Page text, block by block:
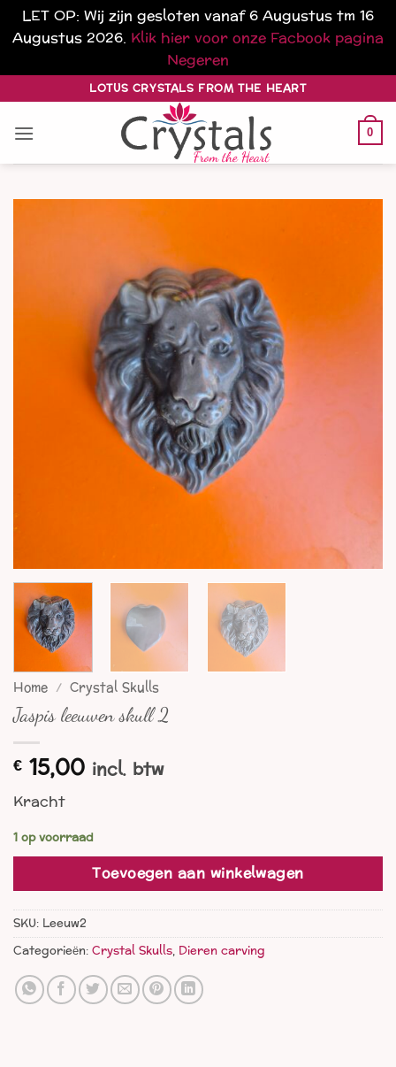
LET OP: Wij zijn gesloten vanaf 6 Augustus tm 16
Augustus 2026. Klik hier voor onze Facbook pagina
Negeren
naar
inhoud
LOTUS CRYSTALS FROM THE HEART
0
Home / Crystal Skulls
Jaspis leeuwen skull 2
€ 15,00 incl. btw
Kracht
1 op voorraad
Toevoegen aan winkelwagen
SKU: Leeuw2
Categorieën:Crystal Skulls, Dieren carving